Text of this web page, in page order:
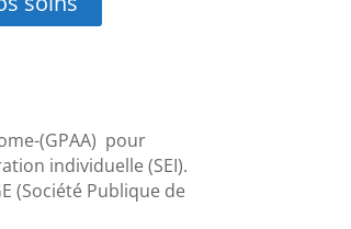
(GPAA) pour
individuelle (SEI).
(Société Publique de